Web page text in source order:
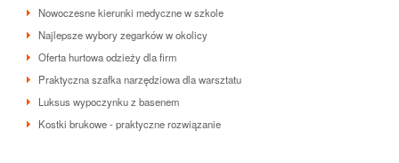
Nowoczesne kierunki medyczne w szkole
Najlepsze wybory zegarków w okolicy
Oferta hurtowa odzieży dla firm
Praktyczna szafka narzędziowa dla warsztatu
Luksus wypoczynku z basenem
Kostki brukowe - praktyczne rozwiązanie